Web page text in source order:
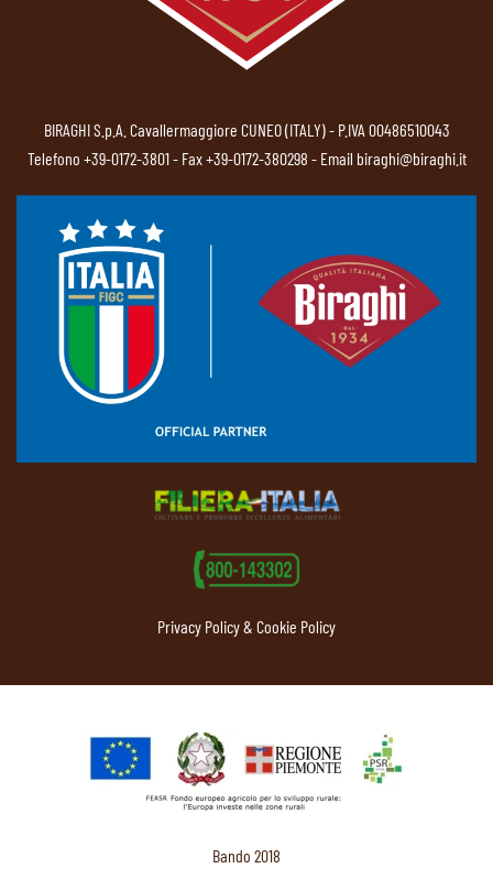
BIRAGHI S.p.A. Cavallermaggiore CUNEO (ITALY) - P.IVA 00486510043
Telefono +39-0172-3801- Fax +39-0172-380298 - Email biraghi@biraghi.it
Privacy Policy & Cookie Policy
Bando 2018